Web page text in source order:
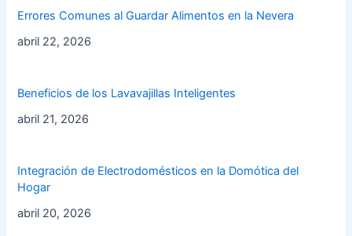
Errores Comunes al Guardar Alimentos en la Nevera
abril 22, 2026
Beneficios de los Lavavajillas Inteligentes
abril 21, 2026
Integración de Electrodomésticos en la Domótica del
Hogar
abril 20, 2026